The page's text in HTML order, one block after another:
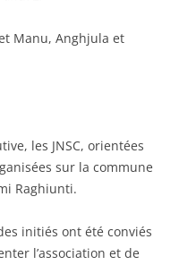
Manu, Anghjula et
les JNSC, orientées
sur la commune
Raghiunti.
initiés ont été conviés
l’association et de